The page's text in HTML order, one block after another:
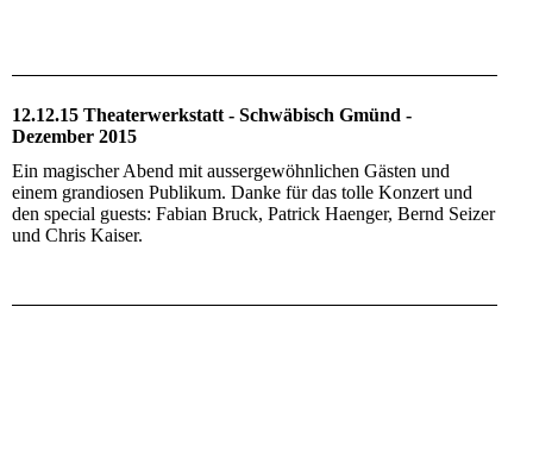
12.12.15 Theaterwerkstatt - Schwäbisch Gmünd -
Dezember 2015
Ein magischer Abend mit aussergewöhnlichen Gästen und
einem grandiosen Publikum. Danke für das tolle Konzert und
den special guests: Fabian Bruck, Patrick Haenger, Bernd Seizer
und Chris Kaiser.